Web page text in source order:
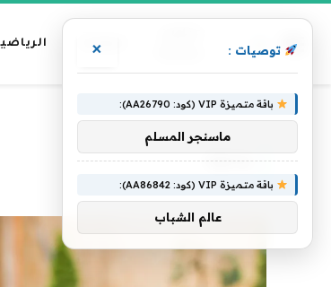
منوعات
الرئيسية » وحلوة
وحلوة
توصيات : ×
باقة متميزة VIP (كود: AA26790):
ماسنجر المسلم
باقة متميزة VIP (كود: AA86842):
عالم الشباب